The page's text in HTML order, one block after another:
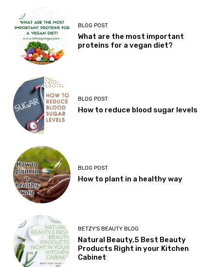
BLOG POST
What are the most important
proteins for a vegan diet?
BLOG POST
How to reduce blood sugar levels
BLOG POST
How to plant in a healthy way
BETZY'S BEAUTY BLOG
Natural Beauty,5 Best Beauty
Products Right in your Kitchen
Cabinet